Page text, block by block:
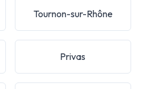
Tournon-sur-Rhône
Privas